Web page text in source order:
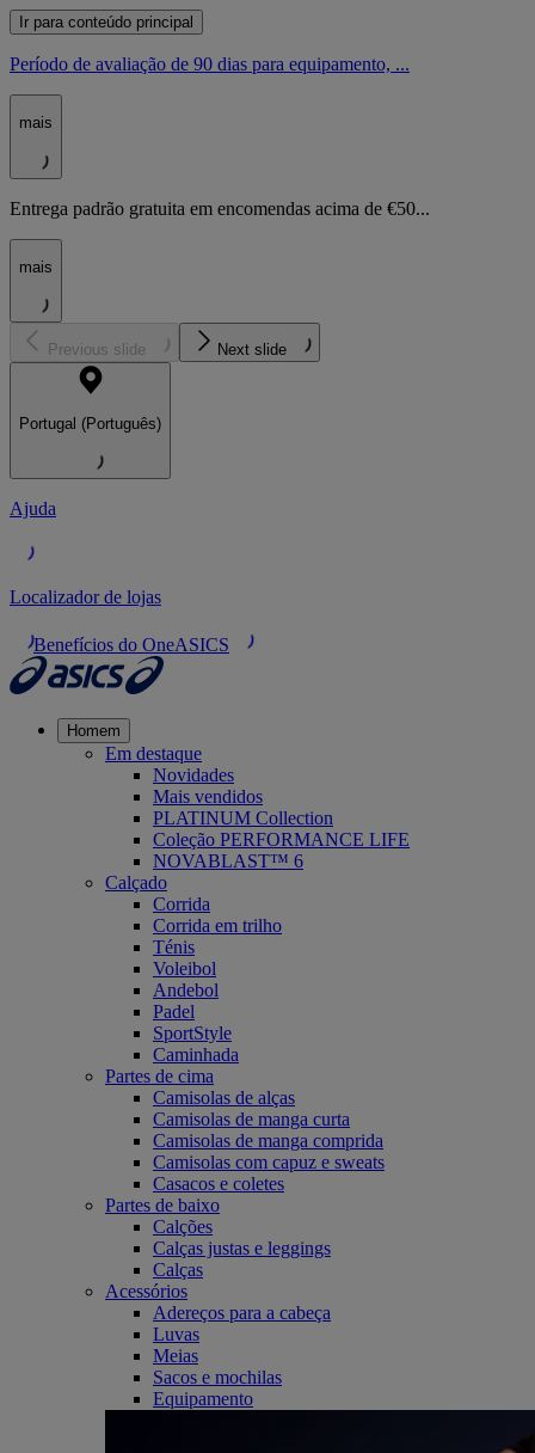
Ir para conteúdo principal
Período de avaliação de 90 dias para equipamento, ...
mais
Entrega padrão gratuita em encomendas acima de €50...
mais
Previous slide Next slide
Portugal (Português)
Ajuda
Localizador de lojas
Benefícios do OneASICS
Homem
Em destaque
Novidades
Mais vendidos
PLATINUM Collection
Coleção PERFORMANCE LIFE
NOVABLAST™ 6
Calçado
Corrida
Corrida em trilho
Ténis
Voleibol
Andebol
Padel
SportStyle
Caminhada
Partes de cima
Camisolas de alças
Camisolas de manga curta
Camisolas de manga comprida
Camisolas com capuz e sweats
Casacos e coletes
Partes de baixo
Calções
Calças justas e leggings
Calças
Acessórios
Adereços para a cabeça
Luvas
Meias
Sacos e mochilas
Equipamento